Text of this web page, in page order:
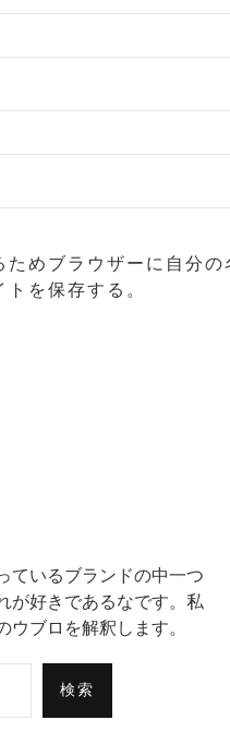
ためブラウザーに自分の
を保存する。
ているブランドの中一つ
が好きであるなです。私
ブロを解釈します。